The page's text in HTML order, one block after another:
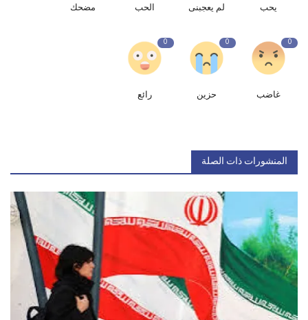
يحب لم يعجبنى الحب مضحك
0
غاضب
0
حزين
0
رائع
المنشورات ذات الصلة